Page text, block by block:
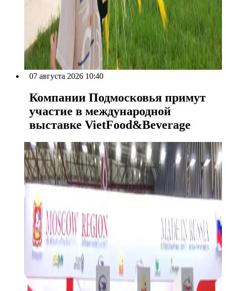
07 августа 2026 10:40
Компании Подмосковья примут
участие в международной
выставке VietFood&Beverage